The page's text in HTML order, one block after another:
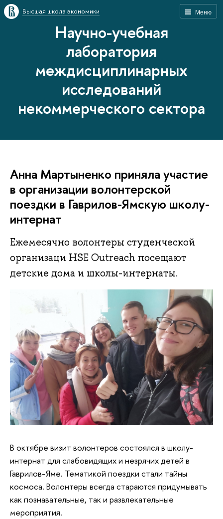
Меню
Высшая школа экономики
Научно-учебная
лаборатория
междисциплинарных
исследований
некоммерческого сектора
Анна Мартыненко приняла участие
в организации волонтерской
поездки в Гаврилов-Ямскую школу-
интернат
Ежемесячно волонтеры студенческой
организаци HSE Outreach посещают
детские дома и школы-интернаты.
В октябре визит волонтеров состоялся в школу-
интернат для слабовидящих и незрячих детей в
Гаврилов-Яме. Тематикой поездки стали тайны
космоса. Волонтеры всегда стараются придумывать
как познавательные, так и развлекательные
мероприятия.